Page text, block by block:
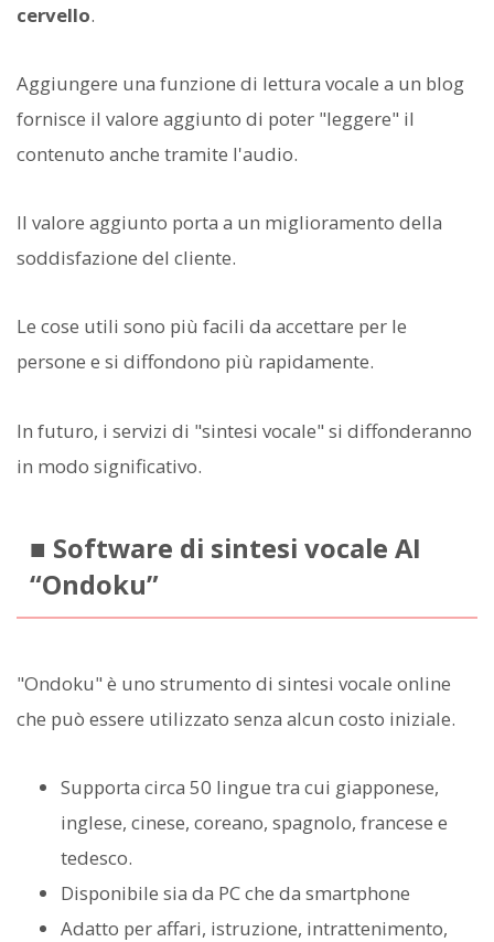
cervello.
Aggiungere una funzione di lettura vocale a un blog
fornisce il valore aggiunto di poter "leggere" il
contenuto anche tramite l'audio.
Il valore aggiunto porta a un miglioramento della
soddisfazione del cliente.
Le cose utili sono più facili da accettare per le
persone e si diffondono più rapidamente.
In futuro, i servizi di "sintesi vocale" si diffonderanno
in modo significativo.
■ Software di sintesi vocale AI
“Ondoku”
"Ondoku" è uno strumento di sintesi vocale online
che può essere utilizzato senza alcun costo iniziale.
Supporta circa 50 lingue tra cui giapponese,
inglese, cinese, coreano, spagnolo, francese e
tedesco.
Disponibile sia da PC che da smartphone
Adatto per affari, istruzione, intrattenimento,